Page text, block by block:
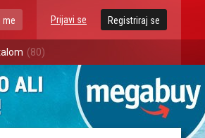
Prijavi se Registriraj se
me
(80)